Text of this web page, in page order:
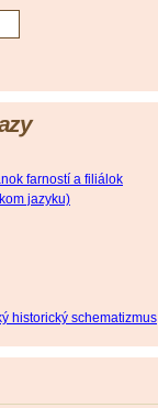
farností a filiálok
jazyku)
historický schematizmus